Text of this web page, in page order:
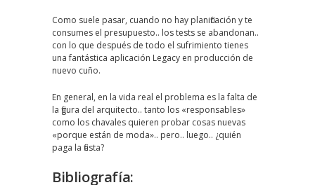
Como suele pasar, cuando no hay planificación y te
consumes el presupuesto.. los tests se abandonan..
con lo que después de todo el sufrimiento tienes
una fantástica aplicación Legacy en producción de
nuevo cuño.
En general, en la vida real el problema es la falta de
la figura del arquitecto.. tanto los «responsables»
como los chavales quieren probar cosas nuevas
«porque están de moda».. pero.. luego.. ¿quién
paga la fiesta?
Bibliografía: